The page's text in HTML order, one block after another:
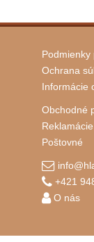
Podmienky
Ochrana
Informácie
Obchodné
Poštovné
+421
O nás